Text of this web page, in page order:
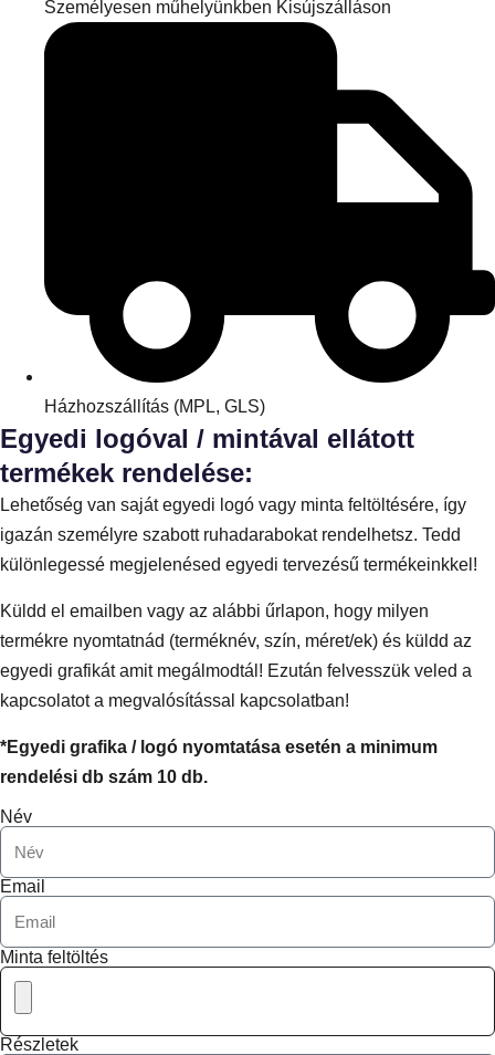
Személyesen műhelyünkben Kisújszálláson
Házhozszállítás (MPL, GLS)
Egyedi logóval / mintával ellátott
termékek rendelése:
Lehetőség van saját egyedi logó vagy minta feltöltésére, így
igazán személyre szabott ruhadarabokat rendelhetsz. Tedd
különlegessé megjelenésed egyedi tervezésű termékeinkkel!
Küldd el emailben vagy az alábbi űrlapon, hogy milyen
termékre nyomtatnád (terméknév, szín, méret/ek) és küldd az
egyedi grafikát amit megálmodtál! Ezután felvesszük veled a
kapcsolatot a megvalósítással kapcsolatban!
*Egyedi grafika / logó nyomtatása esetén a minimum
rendelési db szám 10 db.
Név
Email
Minta feltöltés
Részletek